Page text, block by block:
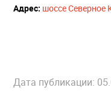
Адрес: шоссе Северное
Дата публикации: